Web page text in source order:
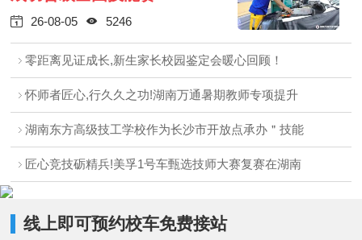
 26-08-05  5246
零距离见证成长,新生家长校园鉴定会暖心回顾！
怀师者匠心,行久久之功!湖南万通暑期教师专项提升
湖南东方高级技工学校作为长沙市开放点承办＂技能
匠心竞技砺精兵!美孚1号车甄选技师大赛复赛在湖南
线上即可预约校车免费接站